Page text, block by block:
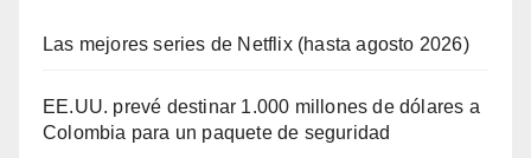
Las mejores series de Netflix (hasta agosto 2026)
EE.UU. prevé destinar 1.000 millones de dólares a
Colombia para un paquete de seguridad